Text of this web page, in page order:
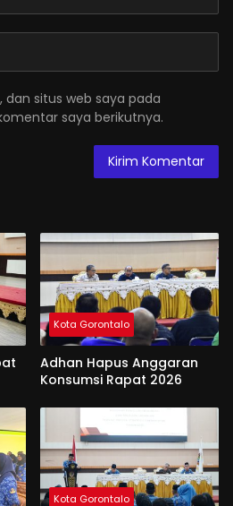
situs web saya pada
saya berikutnya.
Kota Gorontalo
Adhan Hapus Anggaran
Konsumsi Rapat 2026
Kota Gorontalo